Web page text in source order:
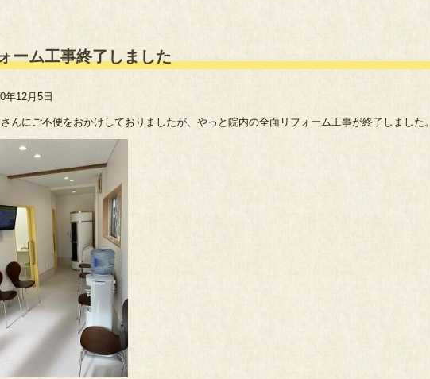
ーム工事終了しました
年12月5日
んにご不便をおかけしておりましたが、やっと院内の全面リフォーム工事が終了しました。